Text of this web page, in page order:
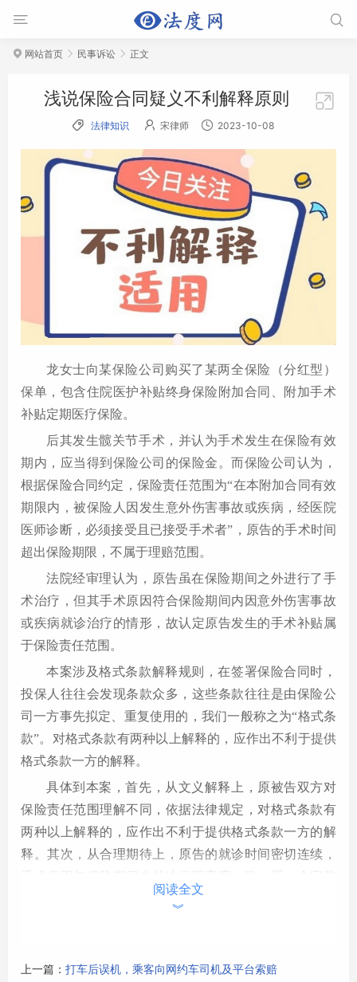
 
 网站首页  民事诉讼  正文

浅说保险合同疑义不利解释原则
 法律知识  宋律师  2023-10-08
龙女士向某保险公司购买了某两全保险（分红型）
保单，包含住院医护补贴终身保险附加合同、附加手术
补贴定期医疗保险。
后其发生髋关节手术，并认为手术发生在保险有效
期内，应当得到保险公司的保险金。而保险公司认为，
根据保险合同约定，保险责任范围为“在本附加合同有效
期限内，被保险人因发生意外伤害事故或疾病，经医院
医师诊断，必须接受且已接受手术者”，原告的手术时间
超出保险期限，不属于理赔范围。
法院经审理认为，原告虽在保险期间之外进行了手
术治疗，但其手术原因符合保险期间内因意外伤害事故
或疾病就诊治疗的情形，故认定原告发生的手术补贴属
于保险责任范围。
本案涉及格式条款解释规则，在签署保险合同时，
投保人往往会发现条款众多，这些条款往往是由保险公
司一方事先拟定、重复使用的，我们一般称之为“格式条
款”。对格式条款有两种以上解释的，应作出不利于提供
格式条款一方的解释。
具体到本案，首先，从文义解释上，原被告双方对
保险责任范围理解不同，依据法律规定，对格式条款有
两种以上解释的，应作出不利于提供格式条款一方的解
释。其次，从合理期待上，原告的就诊时间密切连续，
的、不可分割的诊疗过程。
手术补贴保险金。涉案疾病在保险期间内发现，虽然手
阅读全文
︾
上一篇： 打车后误机，乘客向网约车司机及平台索赔